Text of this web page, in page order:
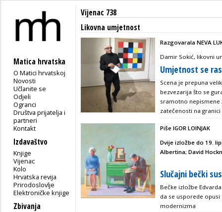
Matica hrvatska
O Matici hrvatskoj
Novosti
Učlanite se
Odjeli
Ogranci
Društva prijatelja i
partneri
Kontakt
Izdavaštvo
Knjige
Vijenac
Kolo
Hrvatska revija
Prirodoslovlje
Elektroničke knjige
Zbivanja
Vijenac 738
Likovna umjetnost
Razgovarala NEVA
Damir Sokić, likovni
Umjetnost se
Scena je prepuna
bezvezarija što se
sramotno nepismene
zatečenosti na
Piše IGOR LOINJAK
Dvije izložbe do 19.
Albertina; David
Slučajni bečki
Bečke izložbe
da se usporede
modernizma